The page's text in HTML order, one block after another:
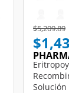
Price
$5,209.89to